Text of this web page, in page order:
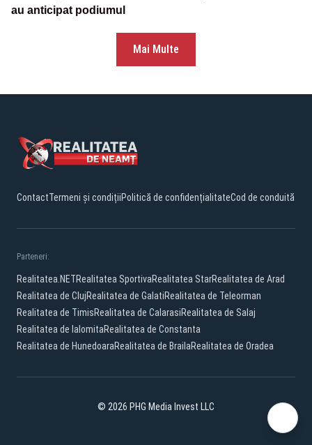
au anticipat podiumul
Mai Multe
ContactTermeni și condițiiPolitică de confidențialitateCod de conduită
Parteneri:
Realitatea.NETRealitatea SportivaRealitatea StarRealitatea de Arad
Realitatea de ClujRealitatea de GalatiRealitatea de Teleorman
Realitatea de TimisRealitatea de CalarasiRealitatea de Salaj
Realitatea de IalomitaRealitatea de Constanta
Realitatea de HunedoaraRealitatea de BrailaRealitatea de Oradea
© 2026 PHG Media Invest LLC